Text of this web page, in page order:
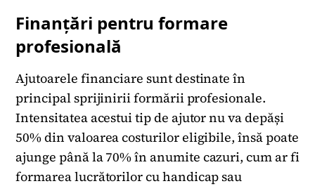
Finanțări pentru formare
profesională
Ajutoarele financiare sunt destinate în
principal sprijinirii formării profesionale.
Intensitatea acestui tip de ajutor nu va depăși
50% din valoarea costurilor eligibile, însă poate
ajunge până la 70% în anumite cazuri, cum ar fi
formarea lucrătorilor cu handicap sau